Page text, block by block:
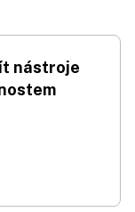
nástroje